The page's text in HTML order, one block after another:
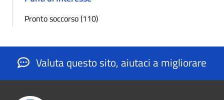
Pronto soccorso (110)
Valuta questo sito, aiutaci a migliorare